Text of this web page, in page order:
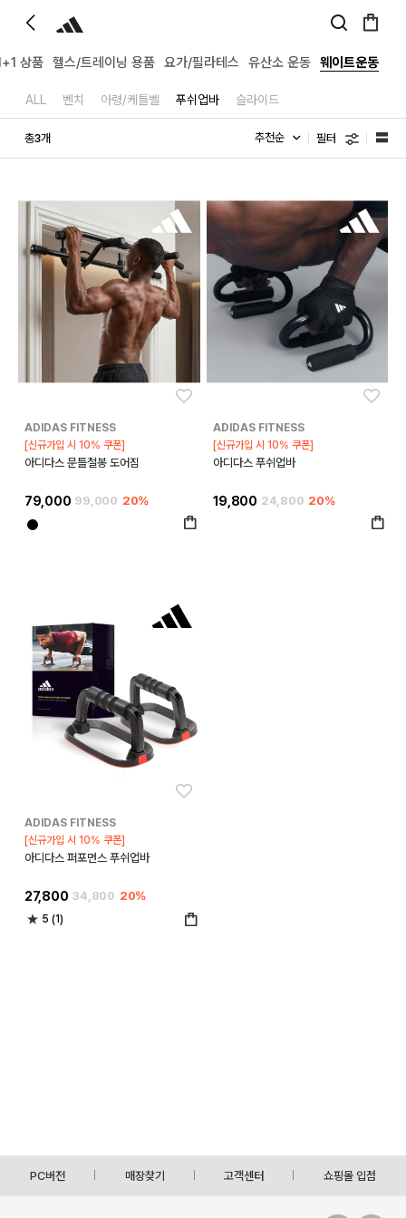
상품 헬스/트레이닝 용품 요가/필라테스 유산소 운동 웨이트운동
ALL 벤치 아령/케틀벨 푸쉬업바 슬라이드
총3개 필터
ADIDAS FITNESS
[신규가입 시 10% 쿠폰]
아디다스 문틀철봉 도어짐
79,000 99,000 20%
ADIDAS FITNESS
[신규가입 시 10% 쿠폰]
아디다스 푸쉬업바
19,800 24,800 20%
ADIDAS FITNESS
[신규가입 시 10% 쿠폰]
아디다스 퍼포먼스 푸쉬업바
27,800 34,800 20%
5 (1)
PC버전 매장찾기 고객센터 쇼핑몰 입점